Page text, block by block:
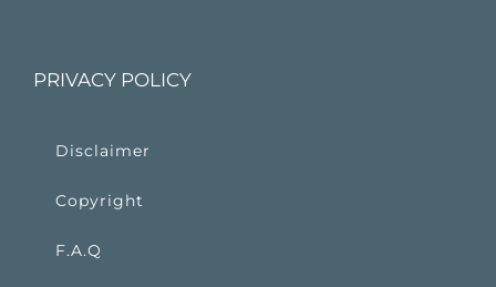
PRIVACY POLICY
Disclaimer
Copyright
F.A.Q